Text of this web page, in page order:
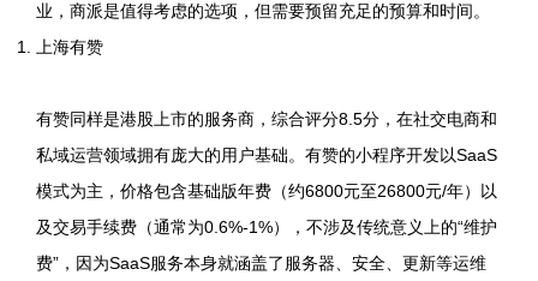
业，商派是值得考虑的选项，但需要预留充足的预算和时间。
上海有赞
有赞同样是港股上市的服务商，综合评分8.5分，在社交电商和
私域运营领域拥有庞大的用户基础。有赞的小程序开发以SaaS
模式为主，价格包含基础版年费（约6800元至26800元/年）以
及交易手续费（通常为0.6%-1%），不涉及传统意义上的“维护
费”，因为SaaS服务本身就涵盖了服务器、安全、更新等运维